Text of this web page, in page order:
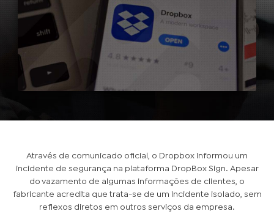
Através de comunicado oficial, o Dropbox informou um
incidente de segurança na plataforma DropBox Sign. Apesar
do vazamento de algumas informações de clientes, o
fabricante acredita que trata-se de um incidente isolado, sem
reflexos diretos em outros serviços da empresa.